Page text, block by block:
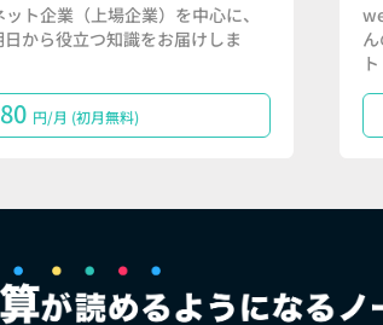
ト企業（上場企業）を中心に、
から役立つ知識をお届けしま
円/月 (初月無料)